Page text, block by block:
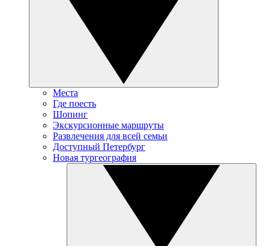
Места
Где поесть
Шопинг
Экскурсионные маршруты
Развлечения для всей семьи
Доступный Петербург
Новая тургеография